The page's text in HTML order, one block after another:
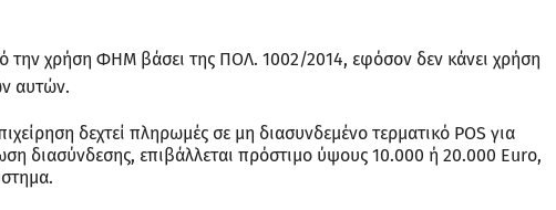
την χρήση ΦΗΜ βάσει της ΠΟΛ. 1002/2014, εφόσον δεν κάνει χρήση
αυτών.
δεχτεί πληρωμές σε μη διασυνδεμένο τερματικό POS για
διασύνδεσης, επιβάλλεται πρόστιμο ύψους 10.000 ή 20.000 Euro,